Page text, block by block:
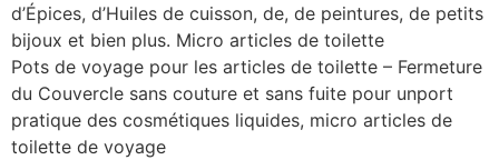
d’Épices, d’Huiles de cuisson, de, de peintures, de petits
bijoux et bien plus. Micro articles de toilette
Pots de voyage pour les articles de toilette – Fermeture
du Couvercle sans couture et sans fuite pour unport
pratique des cosmétiques liquides, micro articles de
toilette de voyage